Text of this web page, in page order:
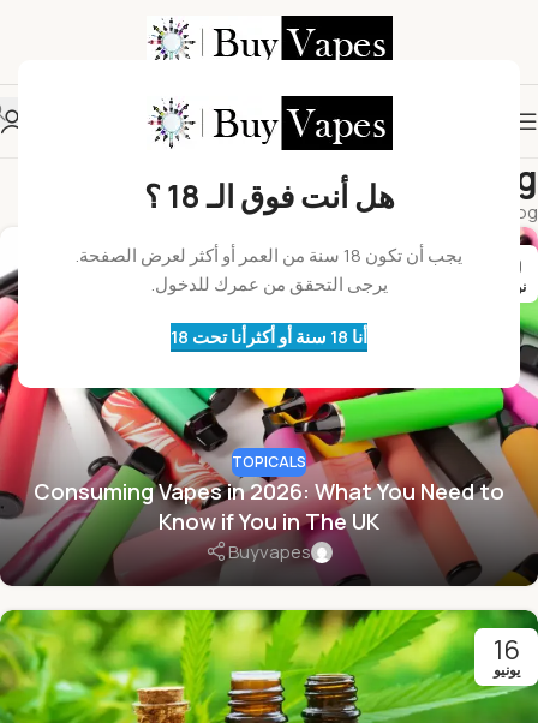
هل أنت فوق الـ 18 ؟
يجب أن تكون 18 سنة من العمر أو أكثر لعرض الصفحة.
يرجى التحقق من عمرك للدخول.
أنا 18 سنة أو أكثر أنا تحت 18
Blog
Blog
09
نوفمبر
TOPICALS
Consuming Vapes in 2026: What You Need to
Know if You in The UK
Buyvapes
16
يونيو